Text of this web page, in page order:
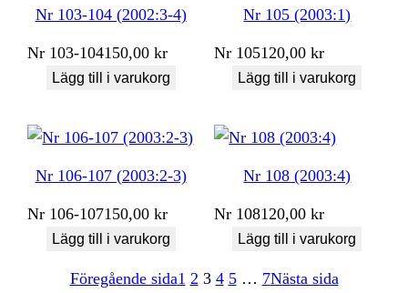
Nr 103-104 (2002:3-4)
Nr 103-104150,00kr
Lägg till i varukorg
Nr 105 (2003:1)
Nr 105120,00kr
Lägg till i varukorg
Nr 106-107 (2003:2-3)
Nr 106-107150,00kr
Lägg till i varukorg
Nr 108 (2003:4)
Nr 108120,00kr
Lägg till i varukorg
Föregående sida1 2 3 4 5 … 7Nästa sida